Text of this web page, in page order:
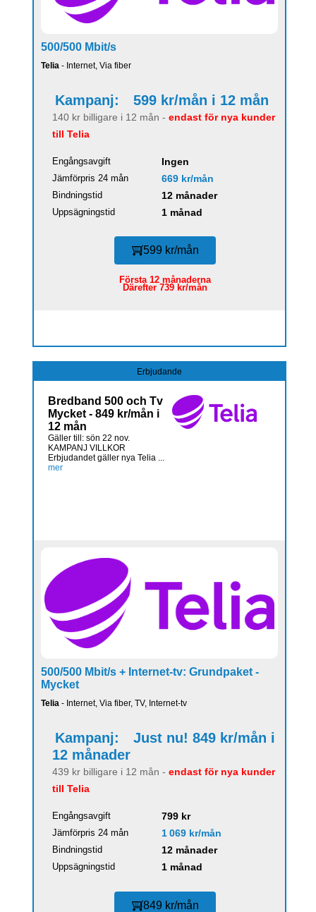
500/500 Mbit/s
Telia - Internet, Via fiber
Kampanj: 599 kr/mån i 12 mån
140 kr billigare i 12 mån - endast för nya kunder
till Telia
Engångsavgift Ingen
Jämförpris 24 mån 669 kr/mån
Bindningstid 12 månader
Uppsägningstid 1 månad
599 kr/mån
Första 12 månaderna
Därefter 739 kr/mån
Erbjudande
Bredband 500 och Tv
Mycket - 849 kr/mån i
12 mån
Gäller till: sön 22 nov.
KAMPANJ VILLKOR
Erbjudandet gäller nya Telia ...
mer
500/500 Mbit/s + Internet-tv: Grundpaket -
Mycket
Telia - Internet, Via fiber, TV, Internet-tv
Kampanj:
Just nu! 849 kr/mån i
12 månader
439 kr billigare i 12 mån - endast för nya kunder
till Telia
Engångsavgift 799 kr
Jämförpris 24 mån 1 069 kr/mån
Bindningstid 12 månader
Uppsägningstid 1 månad
849 kr/mån